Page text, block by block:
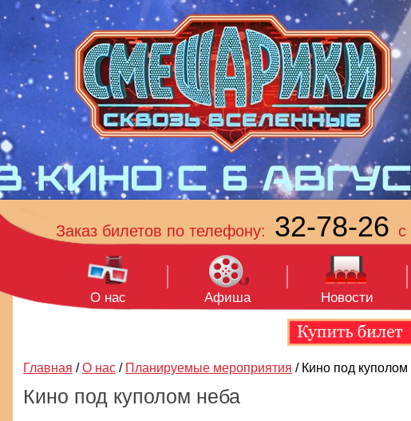
Заказ билетов по телефону: 32-78-26 с
О нас Афиша Новости
Главная / О нас / Планируемые мероприятия / Кино под куполом
Кино под куполом неба